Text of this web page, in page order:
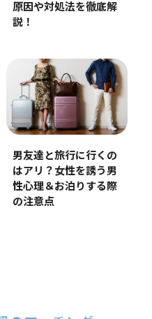
原因や対処法を徹底解
説！
男友達と旅行に行くの
はアリ？女性を誘う男
性心理＆お泊りする際
の注意点